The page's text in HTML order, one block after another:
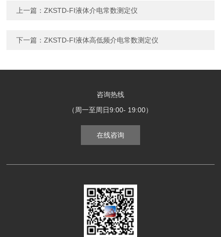
上一篇：ZKSTD-FI液体介电常数测定仪
下一篇：ZKSTD-FI液体高低频介电常数测定仪
咨询热线
（周一至周日9:00- 19:00）
在线咨询